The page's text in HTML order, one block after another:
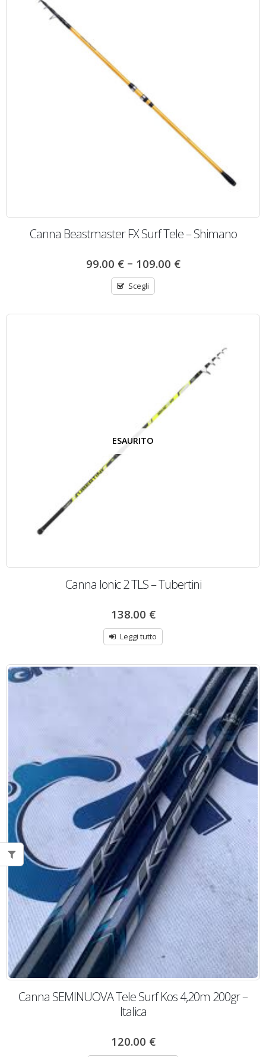
Canna Beastmaster FX Surf Tele – Shimano
99.00 €– 109.00 €
Scegli
ESAURITO
Canna Ionic 2 TLS – Tubertini
138.00 €
Leggi tutto
Canna SEMINUOVA Tele Surf Kos 4,20m 200gr –
Italica
120.00 €